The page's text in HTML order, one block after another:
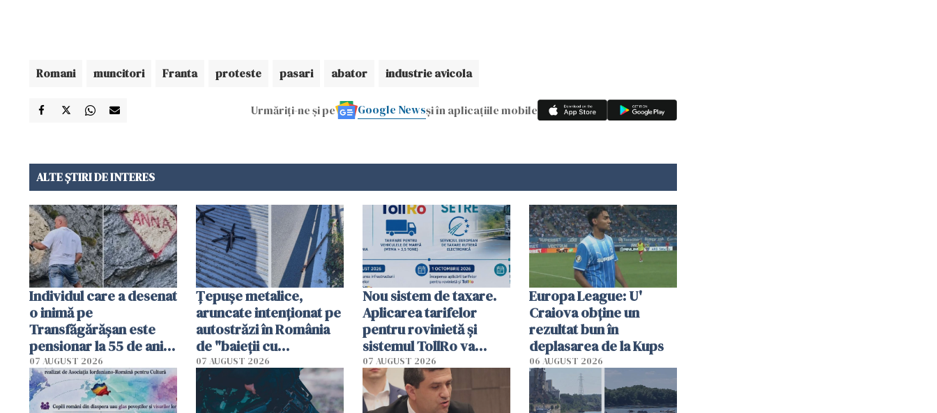
Romani muncitori Franta proteste pasari abator industrie avicola
Urmăriți-ne și pe Google Newsși în aplicațiile mobile
ALTE ȘTIRI DE INTERES
Individul care a desenat
o inimă pe
Transfăgărășan este
pensionar la 55 de ani.
Poliția l-a identificat
07 AUGUST 2026
Țepușe metalice,
aruncate intenționat pe
autostrăzi în România
de "baieții cu
platforme": "Mi-au
cerut 1200 lei să mă
tracteze"
07 AUGUST 2026
Nou sistem de taxare.
Aplicarea tarifelor
pentru rovinietă şi
sistemul TollRo va
începe la 1 octombrie
07 AUGUST 2026
Europa League: U'
Craiova obține un
rezultat bun în
deplasarea de la Kups
06 AUGUST 2026